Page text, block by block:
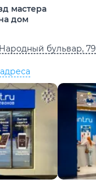
мастера
дом
бульвар, 79